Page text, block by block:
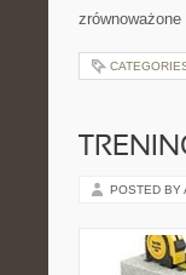
POSTED BY